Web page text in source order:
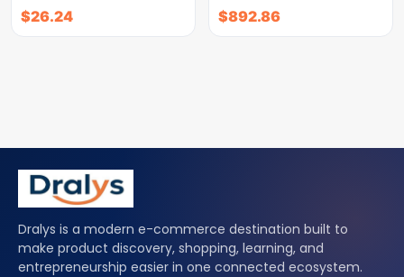
$26.24 $892.86
Dralys is a modern e-commerce destination built to
make product discovery, shopping, learning, and
entrepreneurship easier in one connected ecosystem.